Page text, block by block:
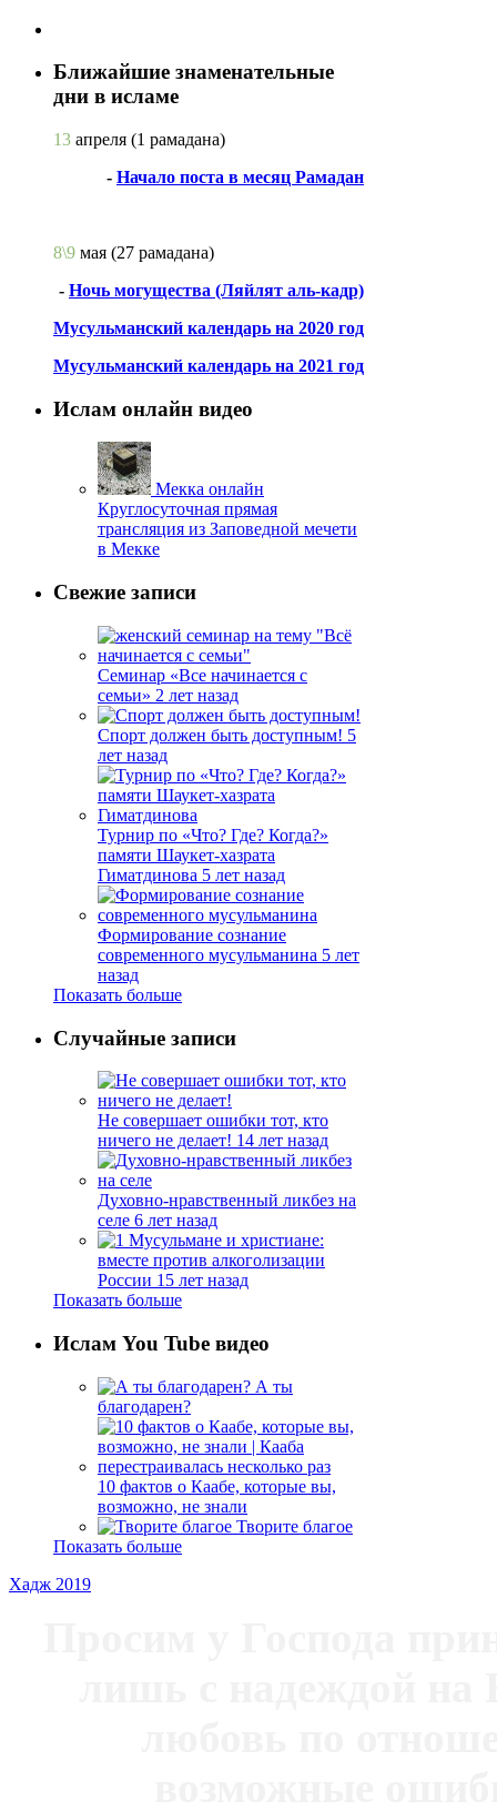
Ближайшие знаменательные
дни в исламе
13 апреля (1 рамадана)
- Начало поста в месяц Рамадан
8\9 мая (27 рамадана)
- Ночь могущества (Ляйлят аль-кадр)
Мусульманский календарь на 2020 год
Мусульманский календарь на 2021 год
Ислам онлайн видео
Мекка онлайн
Круглосуточная прямая
трансляция из Заповедной мечети
в Мекке
Свежие записи
Семинар «Все начинается с
семьи» 2 лет назад
Спорт должен быть доступным! 5
лет назад
Турнир по «Что? Где? Когда?»
памяти Шаукет-хазрата
Гиматдинова 5 лет назад
Формирование сознание
современного мусульманина 5 лет
назад
Показать больше
Случайные записи
Не совершает ошибки тот, кто
ничего не делает! 14 лет назад
Духовно-нравственный ликбез на
селе 6 лет назад
Мусульмане и христиане:
вместе против алкоголизации
России 15 лет назад
Показать больше
Ислам You Tube видео
А ты
благодарен?
10 фактов о Каабе, которые вы,
возможно, не знали
Творите благое
Показать больше
Хадж 2019